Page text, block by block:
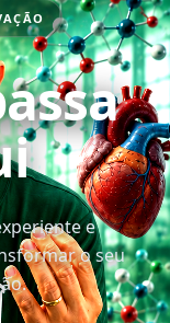
e
o seu